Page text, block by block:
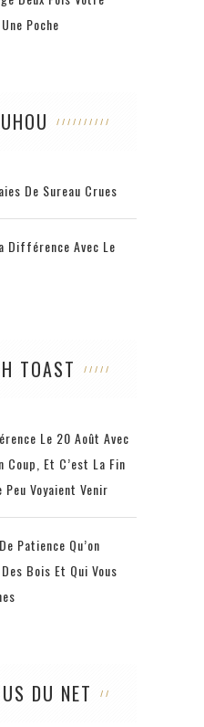
Poche
De Sureau Crues
Différence Avec Le
TOAST
Le 20 Août Avec
Coup, Et C’est La Fin
Peu Voyaient Venir
Patience Qu’on
Bois Et Qui Vous
DU NET